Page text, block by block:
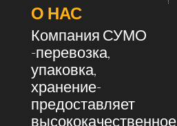
О НАС
Компания СУМО
-перевозка,
упаковка,
хранение-
предоставляет
высококачественное